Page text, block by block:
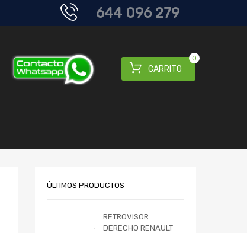
644 096 279
CARRITO
0
ÚLTIMOS PRODUCTOS
RETROVISOR
DERECHO RENAULT